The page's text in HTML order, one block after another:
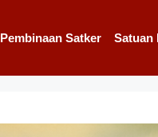
Pembinaan Satker Satuan